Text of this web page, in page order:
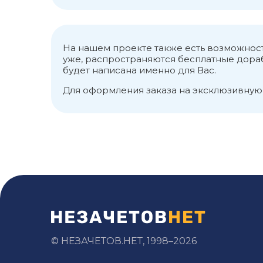
БИБЛИОГРАФИЧЕСКИЙ
Волосухин, С.И.
Учебное пособие / Г.С.
А.И. Прикладная
На нашем проекте также есть
уже, распространяются бесплатные
будет написана именно для Вас.
Для оформления заказа на эксклюзивную
© НЕЗАЧЕТОВ.НЕТ, 1998–2026